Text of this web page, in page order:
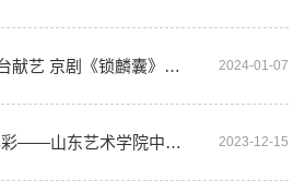
【济南时报】师徒同台献艺 京剧《锁麟囊》泉城上演 2024-01-07
【文艺报】“时代的华彩——山东艺术学院中国画作品展”在中国国家画院美术馆开幕 2023-12-15